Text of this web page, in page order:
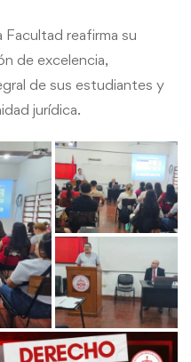
reafirma su
de excelencia,
de sus estudiantes y
jurídica.